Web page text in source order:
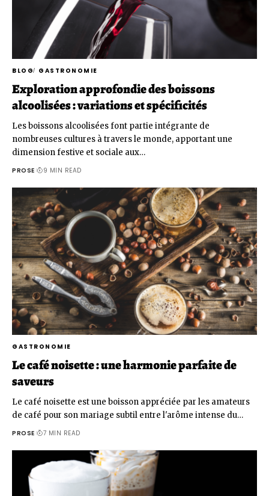
BLOG GASTRONOMIE
Exploration approfondie des boissons
alcoolisées : variations et spécificités
Les boissons alcoolisées font partie intégrante de
nombreuses cultures à travers le monde, apportant une
dimension festive et sociale aux…
PROSE 9 MIN READ
GASTRONOMIE
Le café noisette : une harmonie parfaite de
saveurs
Le café noisette est une boisson appréciée par les amateurs
de café pour son mariage subtil entre l'arôme intense du…
PROSE 7 MIN READ